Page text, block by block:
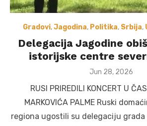
Gradovi,Jagodina, Politika, Srbija,
Delegacija Jagodine
istorijske centre
Posted
Jun 28, 2026
RUSI PRIREDILI KONCERT U
MARKOVIĆA PALME Ruski
regiona ugostili su delegaciju